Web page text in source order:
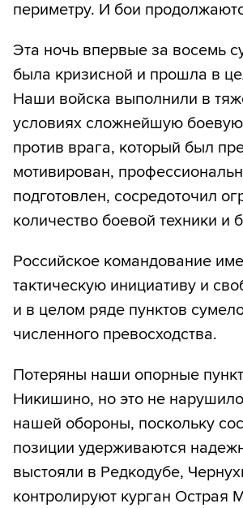
периметру. И бои
Эта ночь впервые за восемь
была кризисной и прошла в
Наши войска выполнили в
условиях сложнейшую боевую
против врага, который был
мотивирован,
подготовлен, сосредоточил
количество боевой техники и
Российское командование
тактическую инициативу и
и в целом ряде пунктов
численного превосходства.
Потеряны наши опорные
Никишино, но это не
нашей обороны, поскольку
позиции удерживаются
выстояли в Редкодубе,
контролируют курган Острая